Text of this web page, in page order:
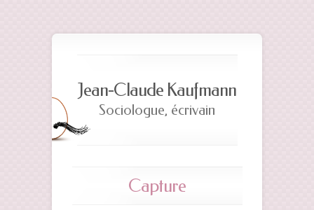
Jean-Claude Kaufmann
Sociologue, écrivain
Capture